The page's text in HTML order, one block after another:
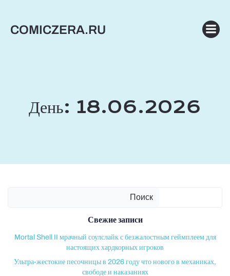
COMICZERA.RU
День: 18.06.2026
Поиск
Свежие записи
Mortal Shell II мрачный соулслайк с безжалостным геймплеем для
настоящих хардкорных игроков
Ультра-жестокие песочницы в 2026 году что нового в механиках,
свободе и наказаниях